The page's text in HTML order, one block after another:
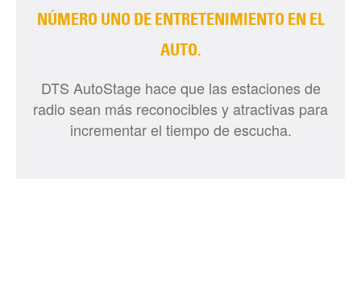
NÚMERO UNO DE ENTRETENIMIENTO EN EL
AUTO.
DTS AutoStage hace que las estaciones de
radio sean más reconocibles y atractivas para
incrementar el tiempo de escucha.